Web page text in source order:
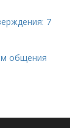
7
общения